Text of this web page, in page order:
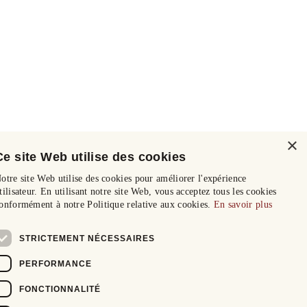
×
site Web utilise des cookies
site Web utilise des cookies pour améliorer l'expérience
En utilisant notre site Web, vous acceptez tous les cookies
à notre Politique relative aux cookies. En savoir plus
STRICTEMENT NÉCESSAIRES
PERFORMANCE
FONCTIONNALITÉ